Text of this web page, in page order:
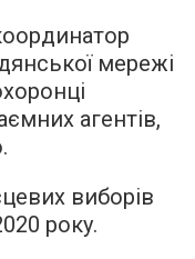
мережі
агентів,
виборів
року.